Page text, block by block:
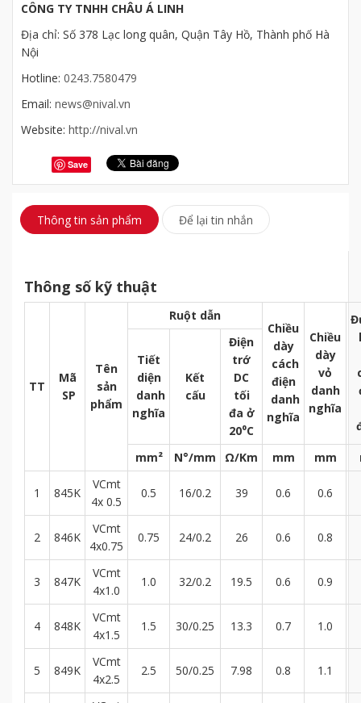
CÔNG TY TNHH CHÂU Á LINH
Địa chỉ: Số 378 Lạc long quân, Quận Tây Hồ, Thành phố Hà
Nội
Hotline: 0243.7580479
Email: news@nival.vn
Website: http://nival.vn
Save
Thông tin sản phẩm Để lại tin nhắn
Thông số kỹ thuật
TT
Mã
SP
Tên
sản
phẩm
Ruột dẫn
Chiều
dày
cách
điện
danh
nghĩa
Chiều
dày
vỏ
danh
nghĩa
Tiết
diện
danh
nghĩa
Kết
cấu
Điện
trớ
DC
tối
đa ở
20⁰C
mm²
N°/mm Ω/Km mm mm
1 845K
VCmt
4x 0.5
0.5 16/0.2 39 0.6 0.6
2 846K
VCmt
4x0.75
0.75 24/0.2 26 0.6 0.8
3 847K
VCmt
4x1.0
1.0 32/0.2 19.5 0.6 0.9
4 848K
VCmt
4x1.5
1.5 30/0.25 13.3 0.7 1.0
5 849K
VCmt
4x2.5
2.5 50/0.25 7.98 0.8 1.1